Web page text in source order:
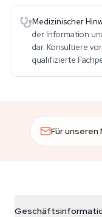
Medizinischer
der Information
dar. Konsultiere
qualifizierte
Für